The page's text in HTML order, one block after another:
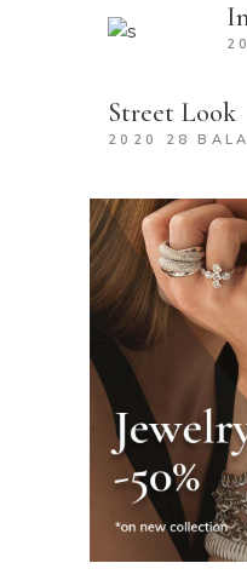
Street Look
2020 28